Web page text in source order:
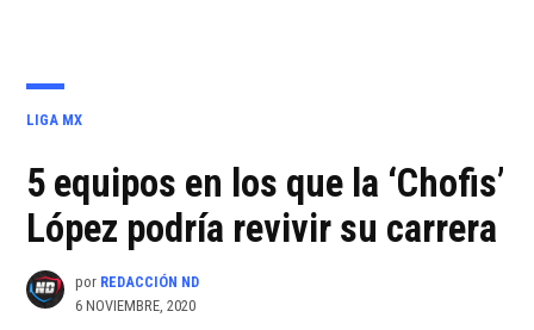
PUBLICADO
LIGA MX
5 equipos en los que la ‘Chofis’
López podría revivir su carrera
por REDACCIÓN ND
6 NOVIEMBRE, 2020